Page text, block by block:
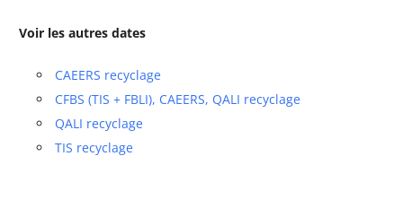
Voir les autres dates
CAEERS recyclage
CFBS (TIS + FBLI), CAEERS, QALI recyclage
QALI recyclage
TIS recyclage